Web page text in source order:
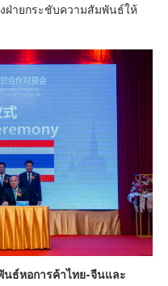
ฝ่ายกระชับความสัมพันธ์ให้
นธ์หอการค้าไทย-จีนและ